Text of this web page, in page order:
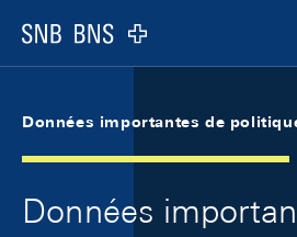
Logo
Données importantes de
Données